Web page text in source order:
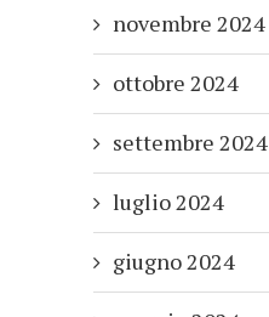
novembre 2024
ottobre 2024
settembre 2024
luglio 2024
giugno 2024